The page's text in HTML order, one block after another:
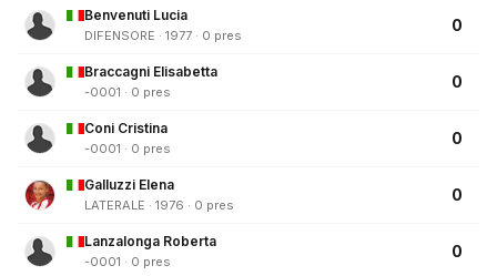
Benvenuti Lucia
DIFENSORE · 1977 · 0 pres
0
Braccagni Elisabetta
-0001 · 0 pres
0
Coni Cristina
-0001 · 0 pres
0
Galluzzi Elena
LATERALE · 1976 · 0 pres
0
Lanzalonga Roberta
-0001 · 0 pres
0